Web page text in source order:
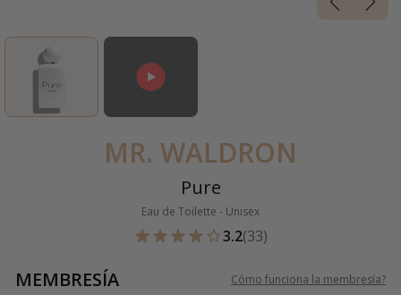
MR. WALDRON
Pure
Eau de Toilette - Unisex
3.2(33)
MEMBRESÍA Cómo funciona la membresía?